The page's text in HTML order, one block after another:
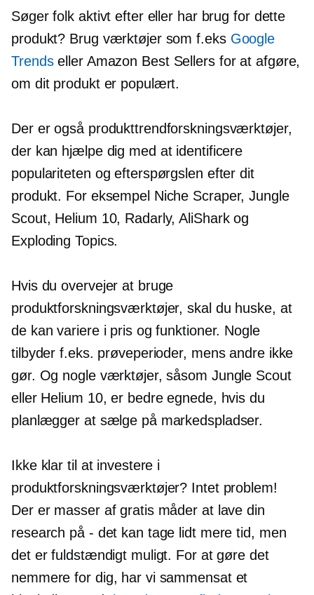
Søger folk aktivt efter eller har brug for dette
produkt? Brug værktøjer som f.eks Google
Trendseller Amazon Best Sellers for at afgøre,
om dit produkt er populært.
Der er også produkttrendforskningsværktøjer,
der kan hjælpe dig med at identificere
populariteten og efterspørgslen efter dit
produkt. For eksempel Niche Scraper, Jungle
Scout, Helium 10, Radarly, AliShark og
Exploding Topics.
Hvis du overvejer at bruge
produktforskningsværktøjer, skal du huske, at
de kan variere i pris og funktioner. Nogle
tilbyder f.eks. prøveperioder, mens andre ikke
gør. Og nogle værktøjer, såsom Jungle Scout
eller Helium 10, er bedre egnede, hvis du
planlægger at sælge på markedspladser.
Ikke klar til at investere i
produktforskningsværktøjer? Intet problem!
Der er masser af gratis måder at lave din
research på - det kan tage lidt mere tid, men
det er fuldstændigt muligt. For at gøre det
nemmere for dig, har vi sammensat et